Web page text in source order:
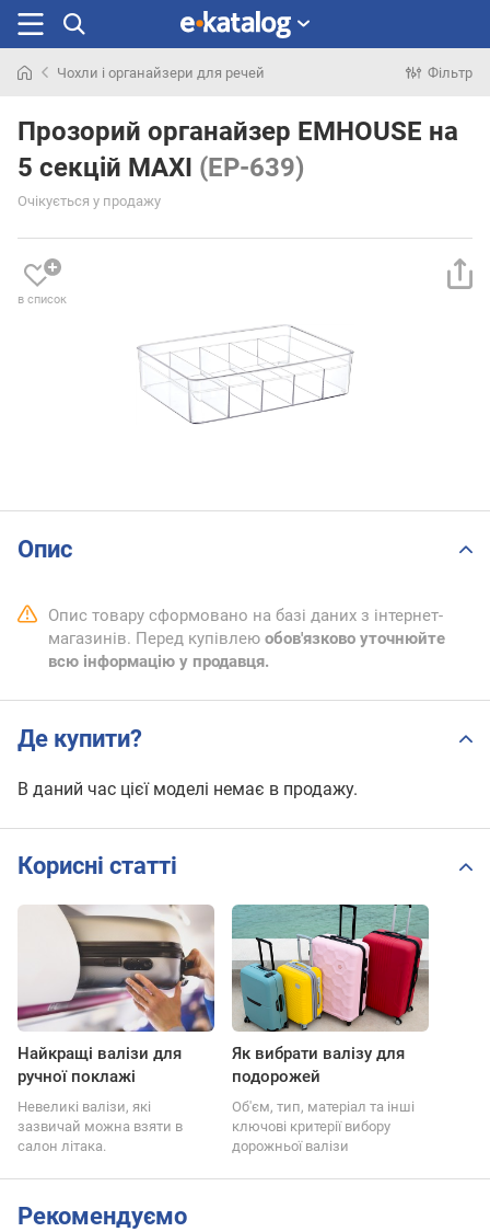
раніше
Чохли і органайзери для речей Фільтр
Прозорий органайзер EMHOUSE на
5 секцій MAXI (EP-639)
Очікується у продажу
в список
Опис
Опис товару сформовано на базі даних з інтернет-
магазинів. Перед купівлею обов'язково уточнюйте
всю інформацію у продавця.
Де купити?
В даний час цієї моделі немає в продажу.
Корисні статті
Найкращі валізи для
ручної поклажі
Невеликі валізи, які
зазвичай можна взяти в
салон літака.
Як вибрати валізу для
подорожей
Об'єм, тип, матеріал та інші
ключові критерії вибору
дорожньої валізи
Рекомендуємо